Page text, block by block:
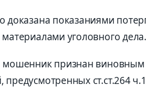
доказана показаниями
уголовного дела.
мошенник признан
ст.ст.264